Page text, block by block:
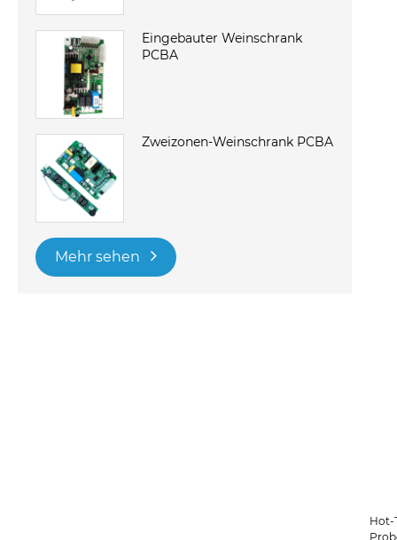
Eingebauter Weinschrank
PCBA
Zweizonen-Weinschrank PCBA
Mehr sehen
Hot-